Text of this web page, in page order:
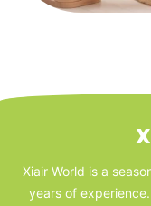
Xiair World is a
years of